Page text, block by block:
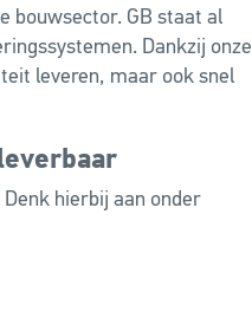
bouwsector. GB staat al
Dankzij onze
leveren, maar ook snel
hierbij aan onder